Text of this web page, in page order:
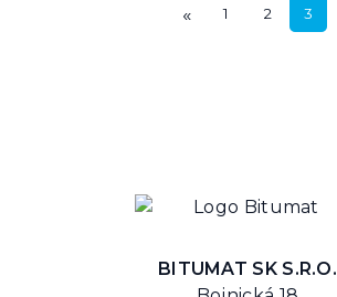
« 1 2 3
BITUMAT SK S.R.O.